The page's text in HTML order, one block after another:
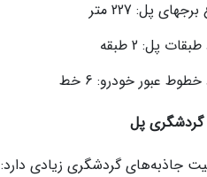
پل: 227 متر
پل: 2 طبقه
عبور خودرو: 6 خط
گردشگری پل
جاذبه‌های گردشگری زیادی دارد: